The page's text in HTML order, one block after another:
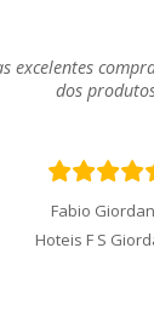
excelentes
dos
Fabio
Hoteis F S